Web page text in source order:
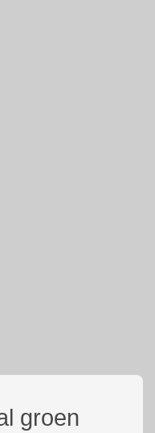
groen